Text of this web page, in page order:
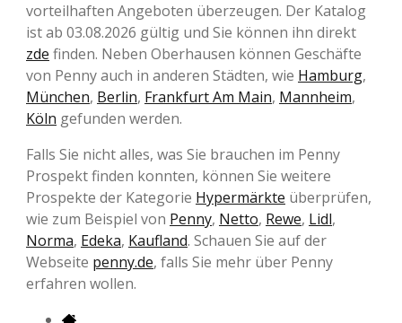
vorteilhaften Angeboten überzeugen. Der Katalog
ist ab 03.08.2026 gültig und Sie können ihn direkt
zde finden. Neben Oberhausen können Geschäfte
von Penny auch in anderen Städten, wie Hamburg,
München, Berlin, Frankfurt Am Main, Mannheim,
Köln gefunden werden.
Falls Sie nicht alles, was Sie brauchen im Penny
Prospekt finden konnten, können Sie weitere
Prospekte der Kategorie Hypermärkte überprüfen,
wie zum Beispiel von Penny, Netto, Rewe, Lidl,
Norma, Edeka, Kaufland. Schauen Sie auf der
Webseite penny.de, falls Sie mehr über Penny
erfahren wollen.